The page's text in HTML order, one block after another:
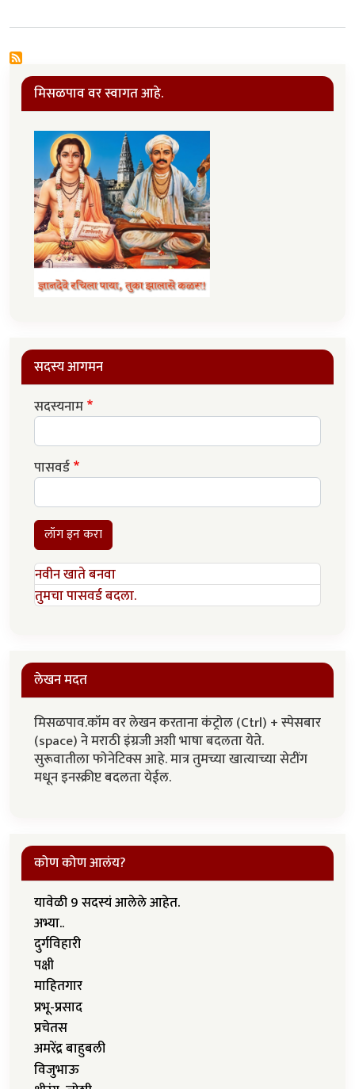
मिसळपाव वर स्वागत आहे.
सदस्य आगमन
सदस्यनाम
पासवर्ड
लॉग इन करा
नवीन खाते बनवा
तुमचा पासवर्ड बदला.
लेखन मदत
मिसळपाव.कॉम वर लेखन करताना कंट्रोल (Ctrl) + स्पेसबार
(space) ने मराठी इंग्रजी अशी भाषा बदलता येते.
सुरूवातीला फोनेटिक्स आहे. मात्र तुमच्या खात्याच्या सेटींग
मधून इनस्क्रीप्ट बदलता येईल.
कोण कोण आलंय?
यावेळी 9 सदस्यं आलेले आहेत.
अभ्या..
दुर्गविहारी
पक्षी
माहितगार
प्रभू-प्रसाद
प्रचेतस
अमरेंद्र बाहुबली
विजुभाऊ